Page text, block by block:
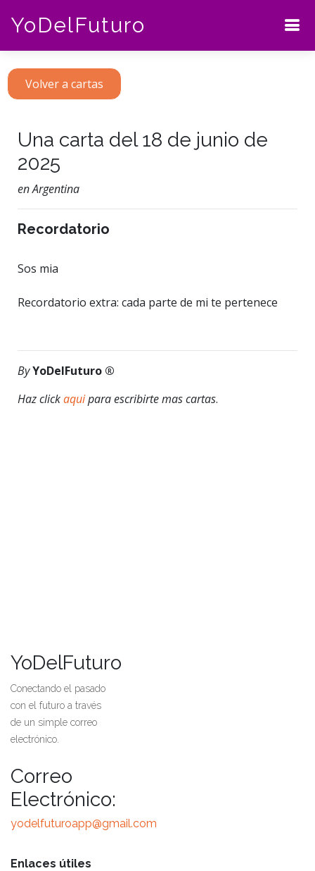
YoDelFuturo
Volver a cartas
Una carta del 18 de junio de
2025
en Argentina
Recordatorio
Sos mia
Recordatorio extra: cada parte de mi te pertenece
ByYoDelFuturo ®
Haz clickaquipara escribirte mas cartas.
YoDelFuturo
Conectando el pasado
con el futuro a través
de un simple correo
electrónico.
Correo
Electrónico:
yodelfuturoapp@gmail.com
Enlaces útiles